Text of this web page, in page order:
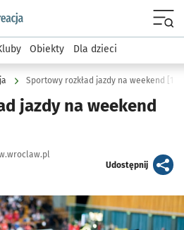
podserwis: Sport i rekreacja
Obiekty Dla dzieci
Sportowy rozkład jazdy na weekend [16-
jazdy na weekend
Udostępnijartykuł